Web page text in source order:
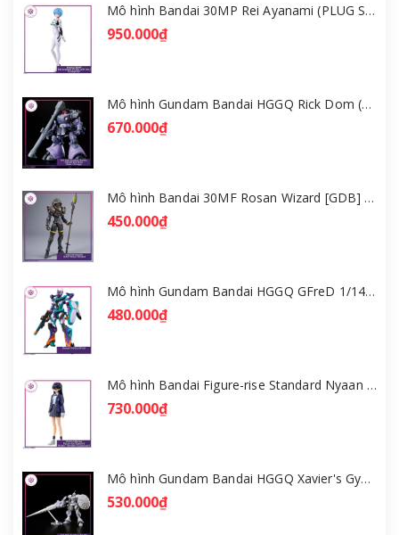
Mô hình Bandai 30MP Rei Ayanami (PLUG SUIT Ver.) – Evangelion [GDB] [30MP]
950.000₫
Mô hình Gundam Bandai HGGQ Rick Dom (Gaia / Ortega) 1/144 [GDB] [BHG]
670.000₫
Mô hình Bandai 30MF Rosan Wizard [GDB] [30MF]
450.000₫
Mô hình Gundam Bandai HGGQ GFreD 1/144 [GDB] [BHG]
480.000₫
Mô hình Bandai Figure-rise Standard Nyaan - Gundam GQuuuuuuX [GDB] [FRS]
730.000₫
Mô hình Gundam Bandai HGGQ Xavier's Gyan Hakuji-Packs 1/144 [GDB] [BHG]
530.000₫